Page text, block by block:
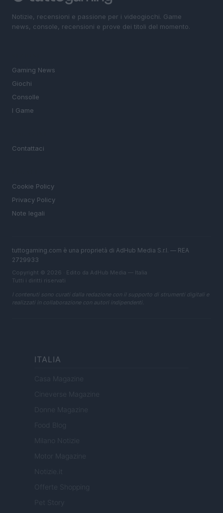
Notizie, recensioni e passione per i videogiochi. Game
news, console, recensioni e prove dei titoli del momento.
Gaming News
Giochi
Consolle
I Game
Contattaci
Cookie Policy
Privacy Policy
Note legali
tuttogaming.com è una proprietà di AdHub Media S.r.l. — REA
2729933
Copyright © 2026 · Edito da AdHub Media — Italia
Tutti i diritti riservati
I contenuti sono curati dalla redazione con il supporto di strumenti digitali e
realizzati in collaborazione con autori indipendenti.
ITALIA
Casa Magazine
Cineverse Magazine
Donne Magazine
Food Blog
Milano Notizie
Motor Magazine
Notizie.it
Offerte Shopping